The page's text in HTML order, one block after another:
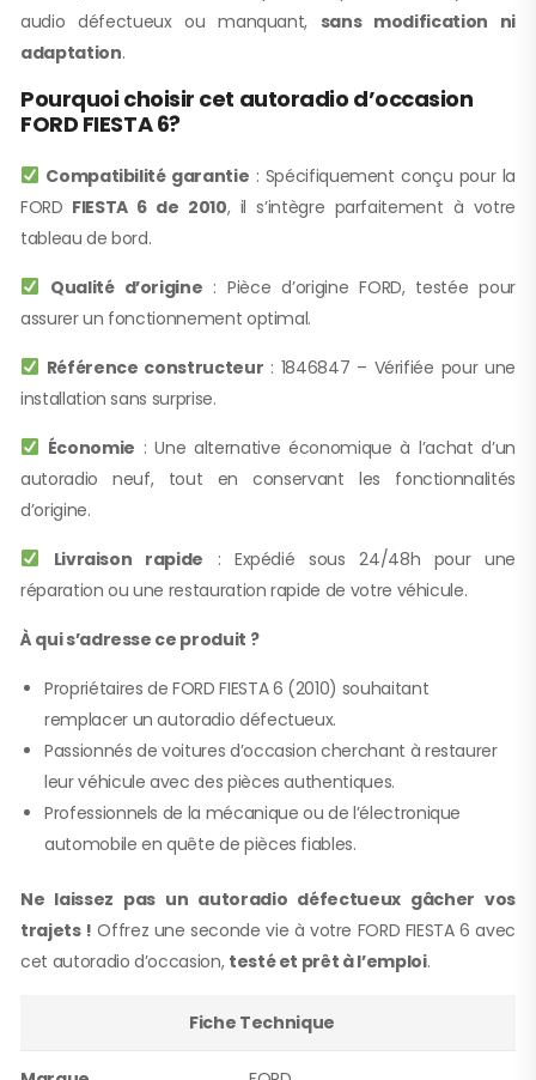
audio défectueux ou manquant, sans modification ni
adaptation.
Pourquoi choisir cet autoradio d’occasion
FORD FIESTA 6?
Compatibilité garantie : Spécifiquement conçu pour la
FORD FIESTA 6 de 2010, il s’intègre parfaitement à votre
tableau de bord.
Qualité d’origine : Pièce d’origine FORD, testée pour
assurer un fonctionnement optimal.
Référence constructeur : 1846847 – Vérifiée pour une
installation sans surprise.
Économie : Une alternative économique à l’achat d’un
autoradio neuf, tout en conservant les fonctionnalités
d’origine.
Livraison rapide : Expédié sous 24/48h pour une
réparation ou une restauration rapide de votre véhicule.
À qui s’adresse ce produit ?
Propriétaires de FORD FIESTA 6 (2010) souhaitant
remplacer un autoradio défectueux.
Passionnés de voitures d’occasion cherchant à restaurer
leur véhicule avec des pièces authentiques.
Professionnels de la mécanique ou de l’électronique
automobile en quête de pièces fiables.
Ne laissez pas un autoradio défectueux gâcher vos
trajets ! Offrez une seconde vie à votre FORD FIESTA 6 avec
cet autoradio d’occasion, testé et prêt à l’emploi.
Fiche Technique